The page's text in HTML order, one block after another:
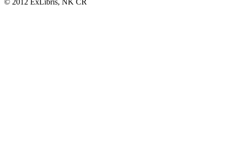
© 2012 ExLibris, NK ČR